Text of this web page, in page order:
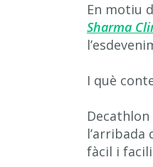
En motiu
Sharma
I què
fàcil i